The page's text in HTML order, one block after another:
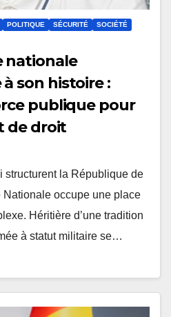
POLITIQUE SÉCURITÉ
SOCIÉTÉ
nationale
son histoire :
publique pour
de droit
structurent la République de
occupe une place
Héritière d’une tradition
à statut militaire se…